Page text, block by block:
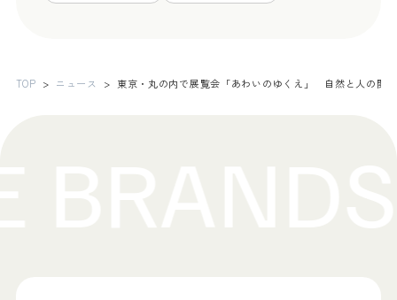
TOP ニュース 東京・丸の内で展覧会「あわいのゆくえ」 自然と人の関